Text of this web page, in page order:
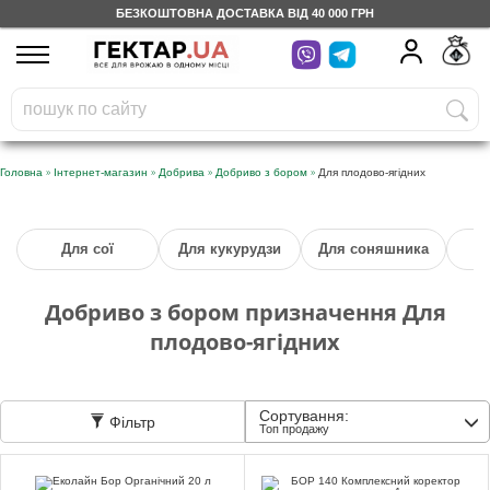
БЕЗКОШТОВНА ДОСТАВКА ВІД 40 000 ГРН
UA
На вашому
бонусному рахунку
грн
Безкоштовно по Україні
Категорії
Щоденник
Доставка
Головна » Інтернет-магазин » Добрива » Добриво з бором » Для плодово-ягідних
Для сої Для кукурудзи Для соняшника
Добриво з бором призначення Для
плодово-ягідних
Фільтр Сортування:
Топ продажу